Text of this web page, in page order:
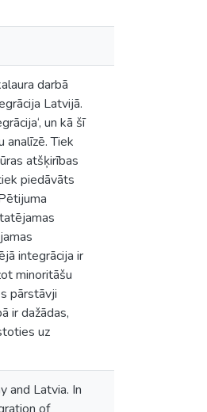
darbā
Latvijā.
un kā šī
Tiek
atšķirības
piedāvāts
integrācija ir
minoritāšu
pārstāvji
ir dažādas,
uz
and Latvia. In